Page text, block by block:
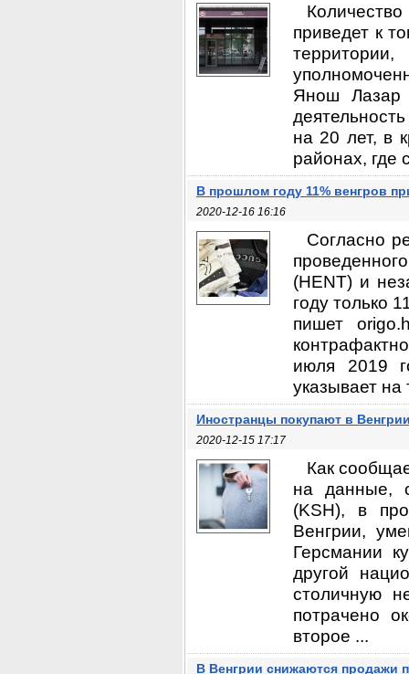
приведет к
Янош Лазар
на 20 лет, в
районах, где
В прошлом году 11% венгров
2020-12-16 16:16
Согласно
(HENT) и
году только
пишет
июля 2019
указывает
Иностранцы покупают в
2020-12-15 17:17
Как
на данные,
(KSH), в
Венгрии,
Герсмании
другой
столичную
потрачено
второе ...
В Венгрии снижаются продажи